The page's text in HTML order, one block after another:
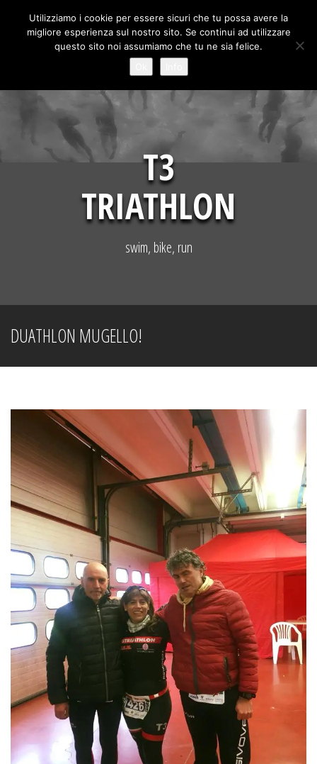
content
T3
TRIATHLON
swim, bike, run
DUATHLON MUGELLO!
Utilizziamo i cookie per essere sicuri che tu possa avere la
migliore esperienza sul nostro sito. Se continui ad utilizzare
questo sito noi assumiamo che tu ne sia felice.